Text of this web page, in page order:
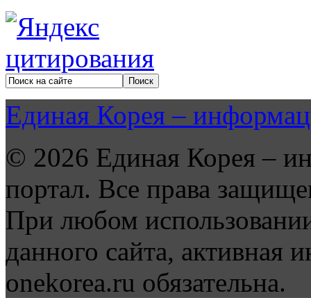
Единая Корея –
© 2026 Единая Корея –
портал. Все права
При любом
данного сайта, активная
onekorea.ru обязательна.